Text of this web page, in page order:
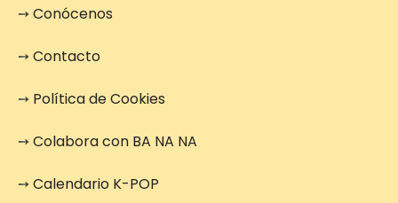
➙Conócenos
➙Contacto
➙ Política de Cookies
➙Colabora con BA NA NA
➙Calendario K-POP